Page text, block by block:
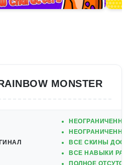
MONSTER
ВСЕ СКИНЫ
ВСЕ НАВЫКИ
ПОЛНОЕ